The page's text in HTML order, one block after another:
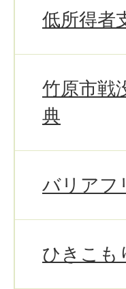
低所得者
竹原市戦
典
バリアフ
ひきこも